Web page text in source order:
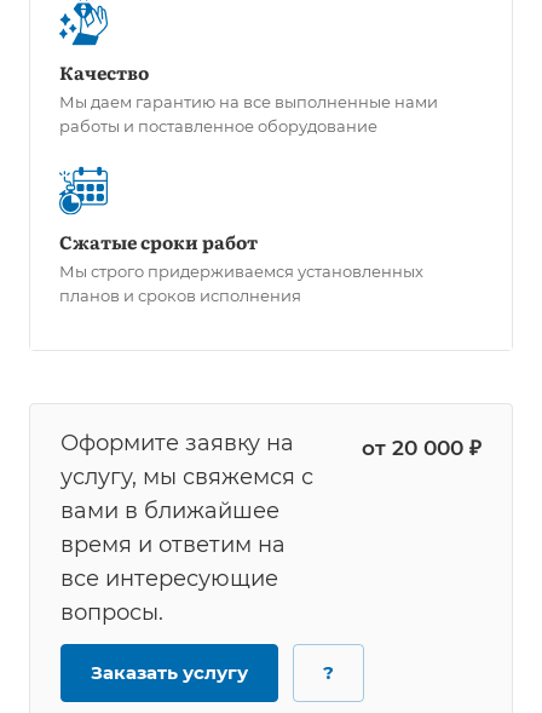
Качество
Мы даем гарантию на все выполненные нами
работы и поставленное оборудование
Сжатые сроки работ
Мы строго придерживаемся установленных
планов и сроков исполнения
Оформите заявку на
услугу, мы свяжемся с
вами в ближайшее
время и ответим на
все интересующие
вопросы.
от 20 000 ₽
Заказать услугу ?